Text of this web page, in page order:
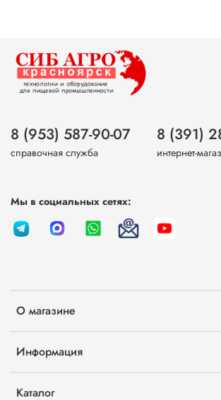
О магазине
Информация
Каталог
8 (953) 587-90-07
справочная служба
8 (391)
интернет-
Мы в социальных сетях: